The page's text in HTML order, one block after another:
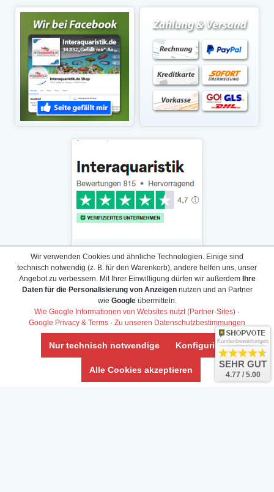
Daten­schutz­erklärung
Widerrufs­recht /Widerrufs­formular
AGB & Info
Impressum
Umwelt und Entsorgung
Vertrag widerrufen
Wir verwenden Cookies und ähnliche Technologien. Einige sind
technisch notwendig (z. B. für den Warenkorb), andere helfen uns, unser
Angebot zu verbessern. Mit Ihrer Einwilligung dürfen wir außerdem Ihre
Daten für die Personalisierung von Anzeigennutzen und an Partner
wie Googleübermitteln.
Wie Google Informationen von Websites nutzt (Partner-Sites) ·
Google Privacy & Terms · Zu unseren Datenschutzbestimmungen
Nur technisch notwendige Konfigurieren
Alle Cookies akzeptieren
Kundenbewertungen
SEHR GUT
4.77 / 5.00